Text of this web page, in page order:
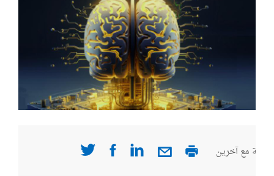
مع آخرين